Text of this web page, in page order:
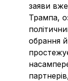
заяви
Трампа,
обрання й